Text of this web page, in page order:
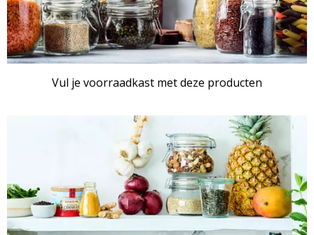
Vul je voorraadkast met deze producten